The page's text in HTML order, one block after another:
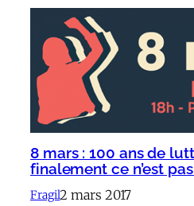
8 mars : 100 ans de
finalement ce n’est
Fragil2 mars 2017